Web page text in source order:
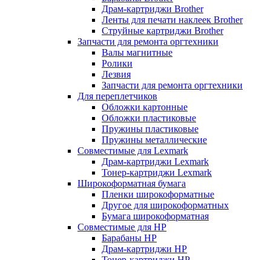
Драм-картриджи Brother
Ленты для печати наклеек Brother
Струйные картриджи Brother
Запчасти для ремонта оргтехники
Валы магнитные
Ролики
Лезвия
Запчасти для ремонта оргтехники
Для переплетчиков
Обложки картонные
Обложки пластиковые
Пружины пластиковые
Пружины металлические
Совместимые для Lexmark
Драм-картриджи Lexmark
Тонер-картриджи Lexmark
Широкоформатная бумага
Пленки широкоформатные
Другое для широкоформатных
Бумага широкоформатная
Совместимые для HP
Барабаны HP
Драм-картриджи HP